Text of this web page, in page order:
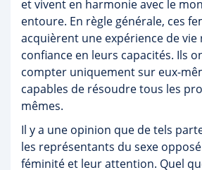
et vivent en harmonie avec le
entoure. En règle générale, ces
acquièrent une expérience de vie
confiance en leurs capacités. Ils
compter uniquement sur eux-
capables de résoudre tous les
mêmes.
Il y a une opinion que de tels
les représentants du sexe
féminité et leur attention. Quel